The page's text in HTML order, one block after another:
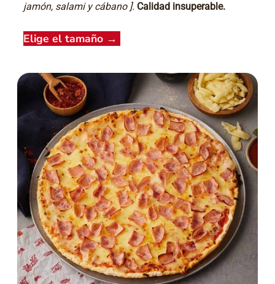
jamón, salami y cábano ]. Calidad insuperable.
Elige el tamaño →